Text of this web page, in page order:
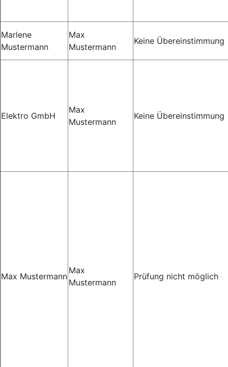
Marlene
Mustermann
Max
Mustermann
Keine Übereinstimmung
Elektro GmbH
Max
Mustermann
Keine Übereinstimmung
Max Mustermann
Max
Mustermann
Prüfung nicht möglich